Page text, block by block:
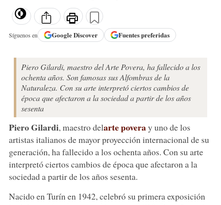
Síguenos en GoogleDiscover Fuentes preferidas
Piero Gilardi, maestro del Arte Povera, ha fallecido a los
ochenta años. Son famosas sus Alfombras de la
Naturaleza. Con su arte interpretó ciertos cambios de
época que afectaron a la sociedad a partir de los años
sesenta
Piero Gilardi, maestro delarte poveray uno de los
artistas italianos de mayor proyección internacional de su
generación, ha fallecido a los ochenta años. Con su arte
interpretó ciertos cambios de época que afectaron a la
sociedad a partir de los años sesenta.
Nacido en Turín en 1942, celebró su primera exposición